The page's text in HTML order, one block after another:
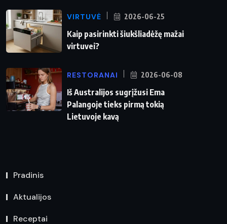
VIRTUVĖ 2026-06-25
Kaip pasirinkti šiukšliadėžę mažai
virtuvei?
RESTORANAI 2026-06-08
Iš Australijos sugrįžusi Ema
Palangoje tieks pirmą tokią
Lietuvoje kavą
Pradinis
Aktualijos
Receptai